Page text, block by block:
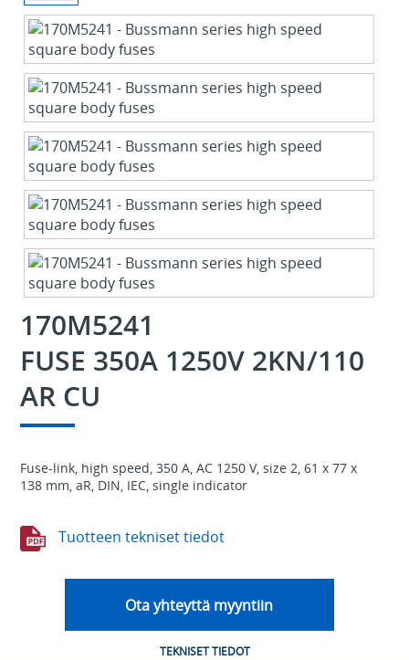
170M5241
FUSE 350A 1250V 2KN/110
AR CU
Fuse-link, high speed, 350 A, AC 1250 V, size 2, 61 x 77 x
138 mm, aR, DIN, IEC, single indicator
Tuotteen tekniset tiedot
Ota yhteyttä myyntiin
TEKNISET TIEDOT